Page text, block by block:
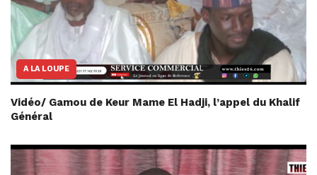
A LA LOUPE
Vidéo/ Gamou de Keur Mame El Hadji, l’appel du Khalif
Général